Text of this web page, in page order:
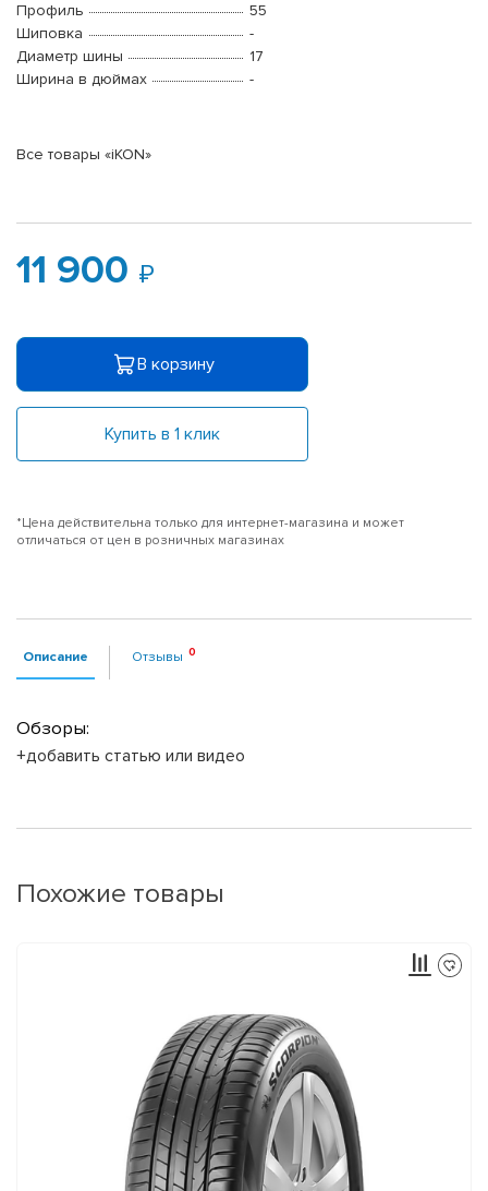
Профиль
55
Шиповка
-
Диаметр шины
17
Ширина в дюймах
-
Все товары «iKON»
11 900
В корзину
Купить в 1 клик
*Цена действительна только для интернет-магазина и может
отличаться от цен в розничных магазинах
Описание Отзывы
Обзоры:
+добавить статью или видео
Похожие товары